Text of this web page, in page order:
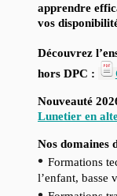
apprendre
vos
Découvrez
hors DPC :
Nouveauté
Lunetier en
Nos domaines
• Formations
l’enfant, basse